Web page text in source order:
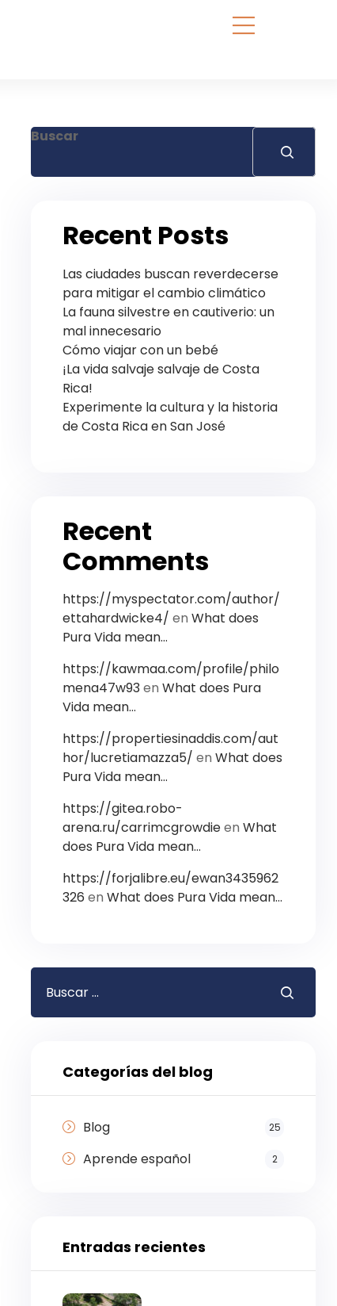
Buscar
Recent Posts
Las ciudades buscan reverdecerse
para mitigar el cambio climático
La fauna silvestre en cautiverio: un
mal innecesario
Cómo viajar con un bebé
¡La vida salvaje salvaje de Costa
Rica!
Experimente la cultura y la historia
de Costa Rica en San José
Recent
Comments
https://myspectator.com/author/
ettahardwicke4/ en What does
Pura Vida mean…
https://kawmaa.com/profile/philo
mena47w93en What does Pura
Vida mean…
https://propertiesinaddis.com/aut
hor/lucretiamazza5/ en What does
Pura Vida mean…
https://gitea.robo-
arena.ru/carrimcgrowdieen What
does Pura Vida mean…
https://forjalibre.eu/ewan3435962
326 en What does Pura Vida mean…
Categorías del blog
Blog 25
Aprende español 2
Entradas recientes